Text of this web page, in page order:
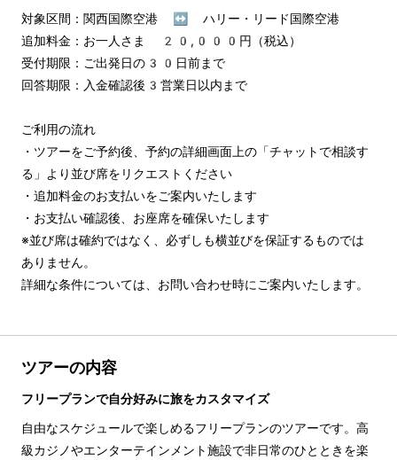
対象区間：関西国際空港 ↔︎ ハリー・リード国際空港
追加料金：お一人さま 20,000円（税込）
受付期限：ご出発日の30日前まで
回答期限：入金確認後3営業日以内まで
ご利用の流れ
・ツアーをご予約後、予約の詳細画面上の「チャットで相談す
る」より並び席をリクエストください
・追加料金のお支払いをご案内いたします
・お支払い確認後、お座席を確保いたします
※並び席は確約ではなく、必ずしも横並びを保証するものでは
ありません。
詳細な条件については、お問い合わせ時にご案内いたします。
ツアーの内容
フリープランで自分好みに旅をカスタマイズ
自由なスケジュールで楽しめるフリープランのツアーです。高
級カジノやエンターテインメント施設で非日常のひとときを楽